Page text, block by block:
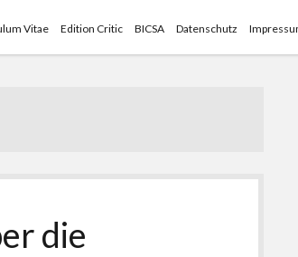
Vitae Edition Critic BICSA Datenschutz
die